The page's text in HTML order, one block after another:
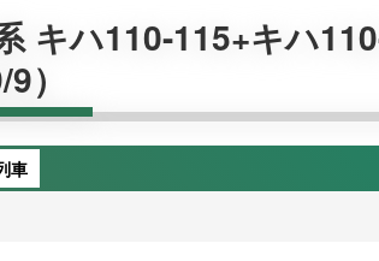
キハ110-115+キハ
）
車